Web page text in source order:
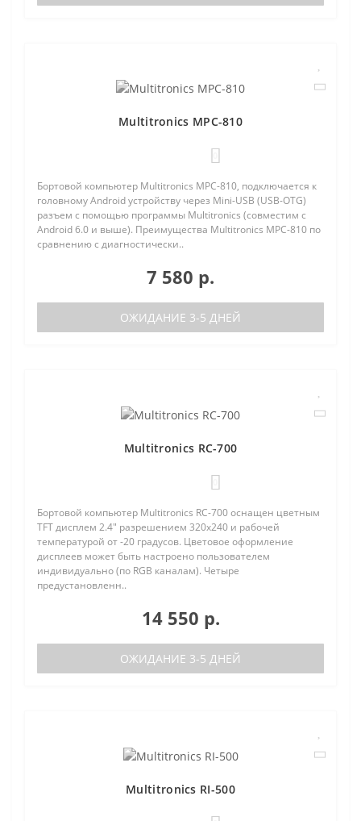
Multitronics MPC-810
Бортовой компьютер Multitronics MPC-810, подключается к
головному Android устройству через Mini-USB (USB-OTG)
разъем с помощью программы Multitronics (совместим с
Android 6.0 и выше). Преимущества Multitronics MPC-810 по
сравнению с диагностически..
7 580 р.
ОЖИДАНИЕ 3-5 ДНЕЙ
Multitronics RC-700
Бортовой компьютер Multitronics RC-700 оснащен цветным
TFT дисплем 2.4" разрешением 320х240 и рабочей
температурой от -20 градусов. Цветовое оформление
дисплеев может быть настроено пользователем
индивидуально (по RGB каналам). Четыре
предустановленн..
14 550 р.
ОЖИДАНИЕ 3-5 ДНЕЙ
Multitronics RI-500